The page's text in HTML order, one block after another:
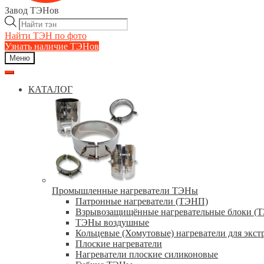
Завод ТЭНов
Поиск
товаров
Найти ТЭН по фото
Узнать наличие ТЭНов
Меню
КАТАЛОГ
Промышленные нагреватели ТЭНы
Патронные нагреватели (ТЭНП)
Взрывозащищённые нагревательные блоки
ТЭНы воздушные
Кольцевые (Хомутовые) нагреватели для
Плоские нагреватели
Нагреватели плоские силиконовые